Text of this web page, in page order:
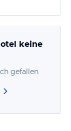
keine
gefallen